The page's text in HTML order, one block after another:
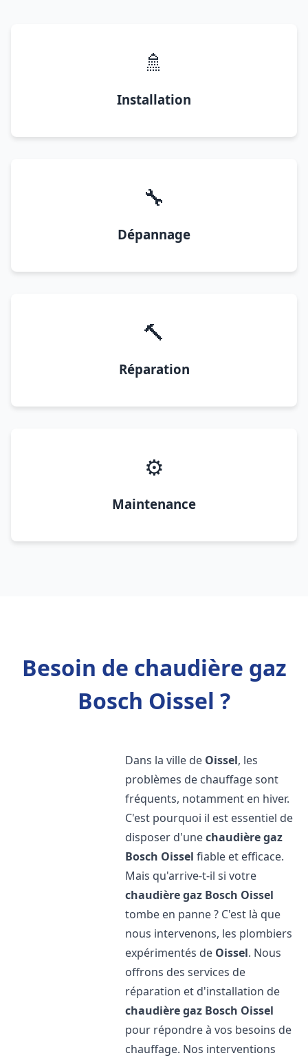
🚿
Installation
🔧
Dépannage
🔨
Réparation
⚙️
Maintenance
Besoin de chaudière gaz
Bosch Oissel ?
Dans la ville de Oissel, les
problèmes de chauffage sont
fréquents, notamment en hiver.
C'est pourquoi il est essentiel de
disposer d'unechaudière gaz
Bosch Oissel fiable et efficace.
Mais qu'arrive-t-il si votre
chaudière gaz Bosch Oissel
tombe en panne ? C'est là que
nous intervenons, les plombiers
expérimentés de Oissel. Nous
offrons des services de
réparation et d'installation de
chaudière gaz Bosch Oissel
pour répondre à vos besoins de
chauffage. Nos interventions